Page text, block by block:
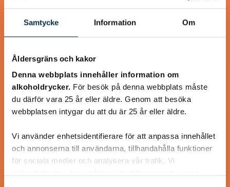
Samtycke Information Om
Åldersgräns och kakor
Denna webbplats innehåller information om
alkoholdrycker. För besök på denna webbplats måste
du därför vara 25 år eller äldre. Genom att besöka
webbplatsen intygar du att du är 25 år eller äldre.
Vi använder enhetsidentifierare för att anpassa innehållet
och annonserna till användarna, tillhandahålla funktioner
för sociala medier och analysera vår trafik. Vi
Kebabkrydda
Supergott, nyttigt och enkelt! Jag använder laktosfri